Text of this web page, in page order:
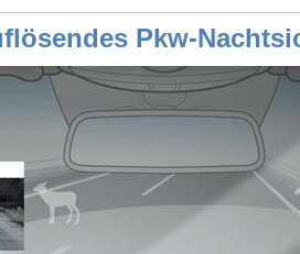
Pkw-